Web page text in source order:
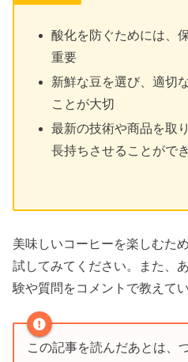
酸化を防ぐためには、
重要
新鮮な豆を選び、適切
ことが大切
最新の技術や商品を取
長持ちさせることがで
美味しいコーヒーを楽しむた
試してみてください。また、
験や質問をコメントで教えて
この記事を読んだあとは、